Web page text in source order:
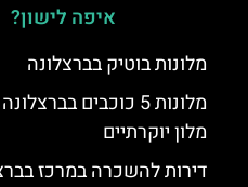
איפה לישון?
מלונות בוטיק בברצלונה
מלונות 5 כוכבים
מלון יוקרתיים
דירות להשכרה במרכז